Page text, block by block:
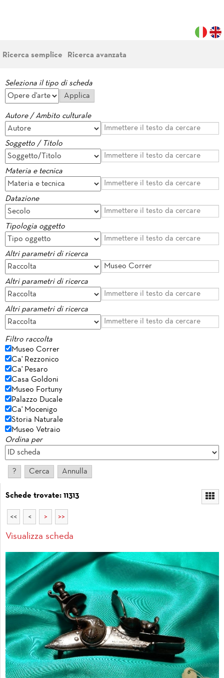
Ricerca semplice Ricerca avanzata
Seleziona il tipo di scheda
Autore / Ambito culturale
Soggetto / Titolo
Materia e tecnica
Datazione
Tipologia oggetto
Altri parametri di ricerca
Altri parametri di ricerca
Altri parametri di ricerca
Filtro raccolta
Museo Correr
Ca' Rezzonico
Ca' Pesaro
Casa Goldoni
Museo Fortuny
Palazzo Ducale
Ca' Mocenigo
Storia Naturale
Museo Vetraio
Ordina per
Schede trovate: 11313
<< < > >>
Visualizza scheda